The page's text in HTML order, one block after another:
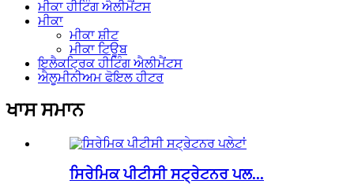
ਮੀਕਾ ਹੀਟਿੰਗ ਐਲੀਮੈਂਟਸ
ਮੀਕਾ
ਮੀਕਾ ਸ਼ੀਟ
ਮੀਕਾ ਟਿਊਬ
ਇਲੈਕਟ੍ਰਿਕ ਹੀਟਿੰਗ ਐਲੀਮੈਂਟਸ
ਐਲੂਮੀਨੀਅਮ ਫੋਇਲ ਹੀਟਰ
ਖਾਸ ਸਮਾਨ
ਸਿਰੇਮਿਕ ਪੀਟੀਸੀ ਸਟ੍ਰੇਟਨਰ ਪਲ...